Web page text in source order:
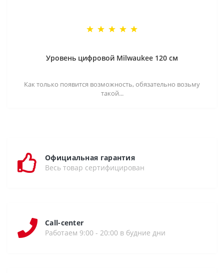
Уровень цифровой Milwaukee 120 см
Как только появится возможность, обязательно возьму
такой...
Официальная гарантия
Весь товар сертифицирован
Call-center
Работаем 9:00 - 20:00 в будние дни